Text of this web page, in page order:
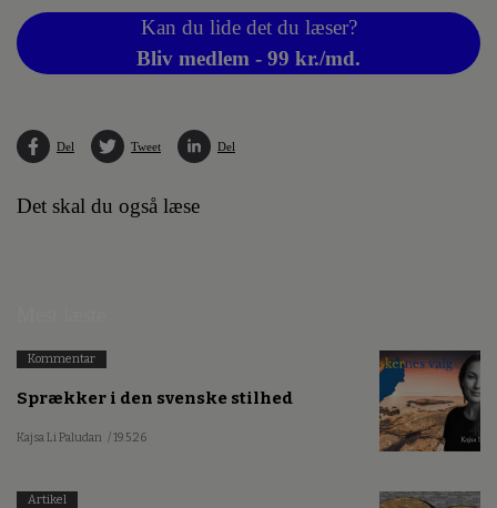
Kan du lide det du læser?
Bliv medlem - 99 kr./md.
Del Tweet Del
Det skal du også læse
Kommentar
Sprækker i den svenske stilhed
Kajsa Li Paludan / 19.5.26
Artikel